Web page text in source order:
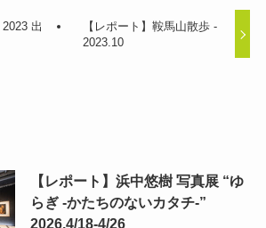
出
【レポート】鞍馬山散歩 -
2023.10
【レポート】浜中悠樹 写真展 “ゆ
らぎ -かたちのないカタチ-”
2026.4/18-4/26